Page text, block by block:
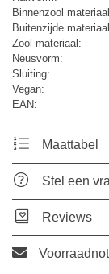
Binnenzool
Buitenzijde
Zool materiaal:
Neusvorm:
Sluiting:
Vegan:
EAN:
Maattabel
Stel een
Reviews